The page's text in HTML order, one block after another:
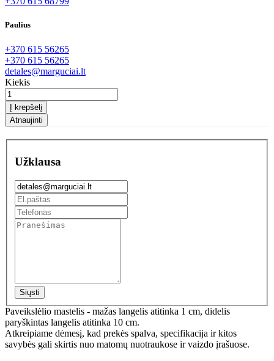
Paulius
+370 615 56265
+370 615 56265
detales@marguciai.lt
Kiekis
Į krepšelį
Užklausa
Siųsti
Paveikslėlio mastelis - mažas langelis atitinka 1 cm, didelis
paryškintas langelis atitinka 10 cm.
Atkreipiame dėmesį, kad prekės spalva, specifikacija ir kitos
savybės gali skirtis nuo matomų nuotraukose ir vaizdo įrašuose.